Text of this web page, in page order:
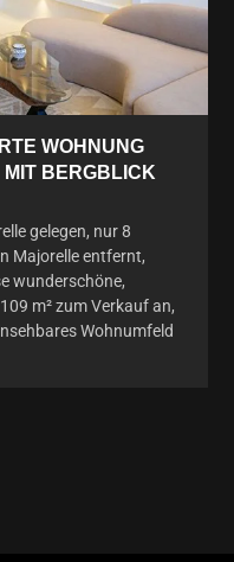
WOHNUNG
MIT BERGBLICK
gelegen, nur 8
Majorelle entfernt,
wunderschöne,
m² zum Verkauf an,
Wohnumfeld